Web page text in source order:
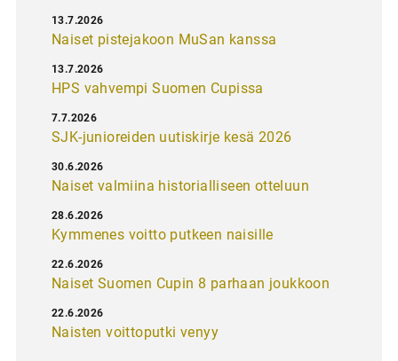
Naiset pistejakoon MuSan kanssa
13.7.2026
HPS vahvempi Suomen Cupissa
13.7.2026
SJK-junioreiden uutiskirje kesä 2026
7.7.2026
Naiset valmiina historialliseen otteluun
30.6.2026
Kymmenes voitto putkeen naisille
28.6.2026
Naiset Suomen Cupin 8 parhaan joukkoon
22.6.2026
Naisten voittoputki venyy
22.6.2026